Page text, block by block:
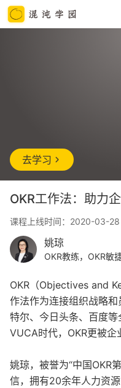
去学习
OKR工作法：助力
课程上线时间：2020-03-28
姚琼
OKR教练，OKR敏
OKR（Objectives and
作法作为连接组织战略
特尔、今日头条、百度
VUCA时代，OKR更被企
姚琼，被誉为“中国OKR
信，拥有20余年人力资